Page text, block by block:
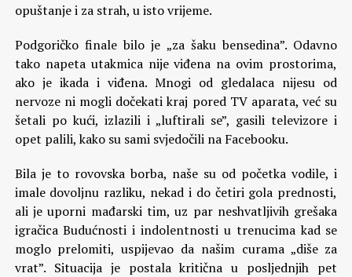
opuštanje i za strah, u isto vrijeme.
Podgoričko finale bilo je „za šaku bensedina”. Odavno
tako napeta utakmica nije viđena na ovim prostorima,
ako je ikada i viđena. Mnogi od gledalaca nijesu od
nervoze ni mogli dočekati kraj pored TV aparata, već su
šetali po kući, izlazili i „luftirali se”, gasili televizore i
opet palili, kako su sami svjedočili na Facebooku.
Bila je to rovovska borba, naše su od početka vodile, i
imale dovoljnu razliku, nekad i do četiri gola prednosti,
ali je uporni mađarski tim, uz par neshvatljivih grešaka
igračica Budućnosti i indolentnosti u trenucima kad se
moglo prelomiti, uspijevao da našim curama „diše za
vrat”. Situacija je postala kritična u posljednjih pet